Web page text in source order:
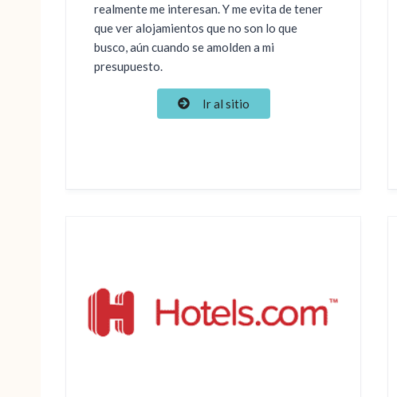
realmente me interesan. Y me evita de tener
que ver alojamientos que no son lo que
busco, aún cuando se amolden a mi
presupuesto.
Ir al sitio